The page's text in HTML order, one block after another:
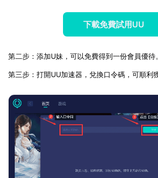
下載免費試用UU
第二步：添加U妹，可以免費得到一份會員優待。
第三步：打開UU加速器，兌換口令碼，可順利